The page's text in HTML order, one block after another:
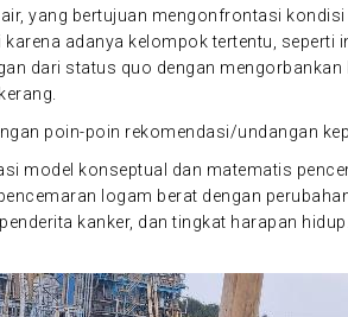
yang bertujuan mengonfrontasi kondisi
karena adanya kelompok tertentu, seperti
dari status quo dengan
poin-poin rekomendasi/undangan
model konseptual dan matematis
logam berat dengan
kanker, dan tingkat harapan hidup.